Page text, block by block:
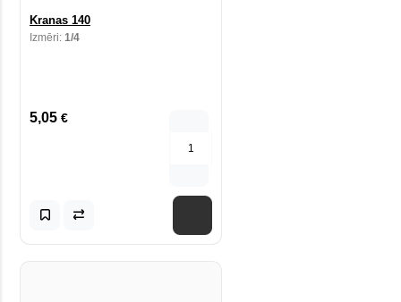
Kranas 140
Izmēri: 1/4
5,05 €